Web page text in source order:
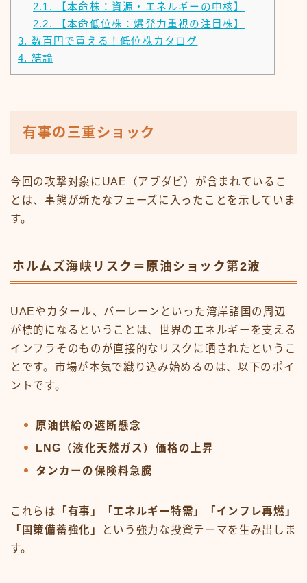
2.1.
【本命株：資源・エネルギーの中核】
2.2.
【本命低位株：爆発力重視の注目株】
3. 数百円で買える！低位株カタログ
4. 結論
有事の三重ショック
今回の攻撃対象にUAE（アブダビ）が含まれているこ
とは、事態が新たなフェーズに入ったことを示していま
す。
ホルムズ海峡リスク＝原油ショック第2波
UAEやカタール、バーレーンといった湾岸諸国の周辺
が標的になるということは、世界のエネルギーを支える
インフラそのものが直接的なリスクに晒されたというこ
とです。市場が本気で織り込み始めるのは、以下のポイ
ントです。
原油供給の遮断懸念
LNG（液化天然ガス）価格の上昇
タンカーの保険料急騰
これらは
「有事」「エネルギー特需」「インフレ再燃」
「国策備蓄強化」
という強力な投資テーマを生み出しま
す。